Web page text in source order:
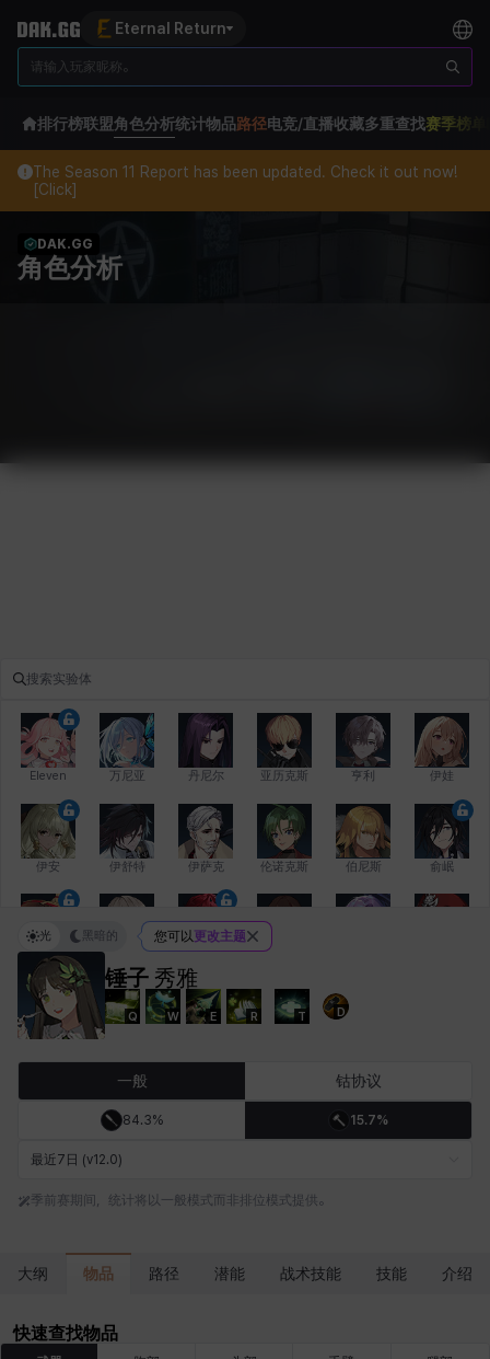
Eternal Return
排行榜联盟角色分析统计物品路径电竞/直播收藏多重查找赛季榜单
The Season 11 Report has been updated. Check it out now!
[Click]
DAK.GG
角色分析
Eleven 万尼亚 丹尼尔 亚历克斯 亨利 伊娃
伊安 伊舒特 伊萨克 伦诺克斯 伯尼斯 俞岷
修凯 克雷弗
夏洛特 奇娅拉 妮娅
锤子 秀雅
Q W E R T D
光 黑暗的 您可以更改主题
一般 钴协议
84.3% 15.7%
最近7日 (v12.0)
季前赛期间，统计将以一般模式而非排位模式提供。
大纲 物品 路径 潜能 战术技能 技能 介绍
快速查找物品